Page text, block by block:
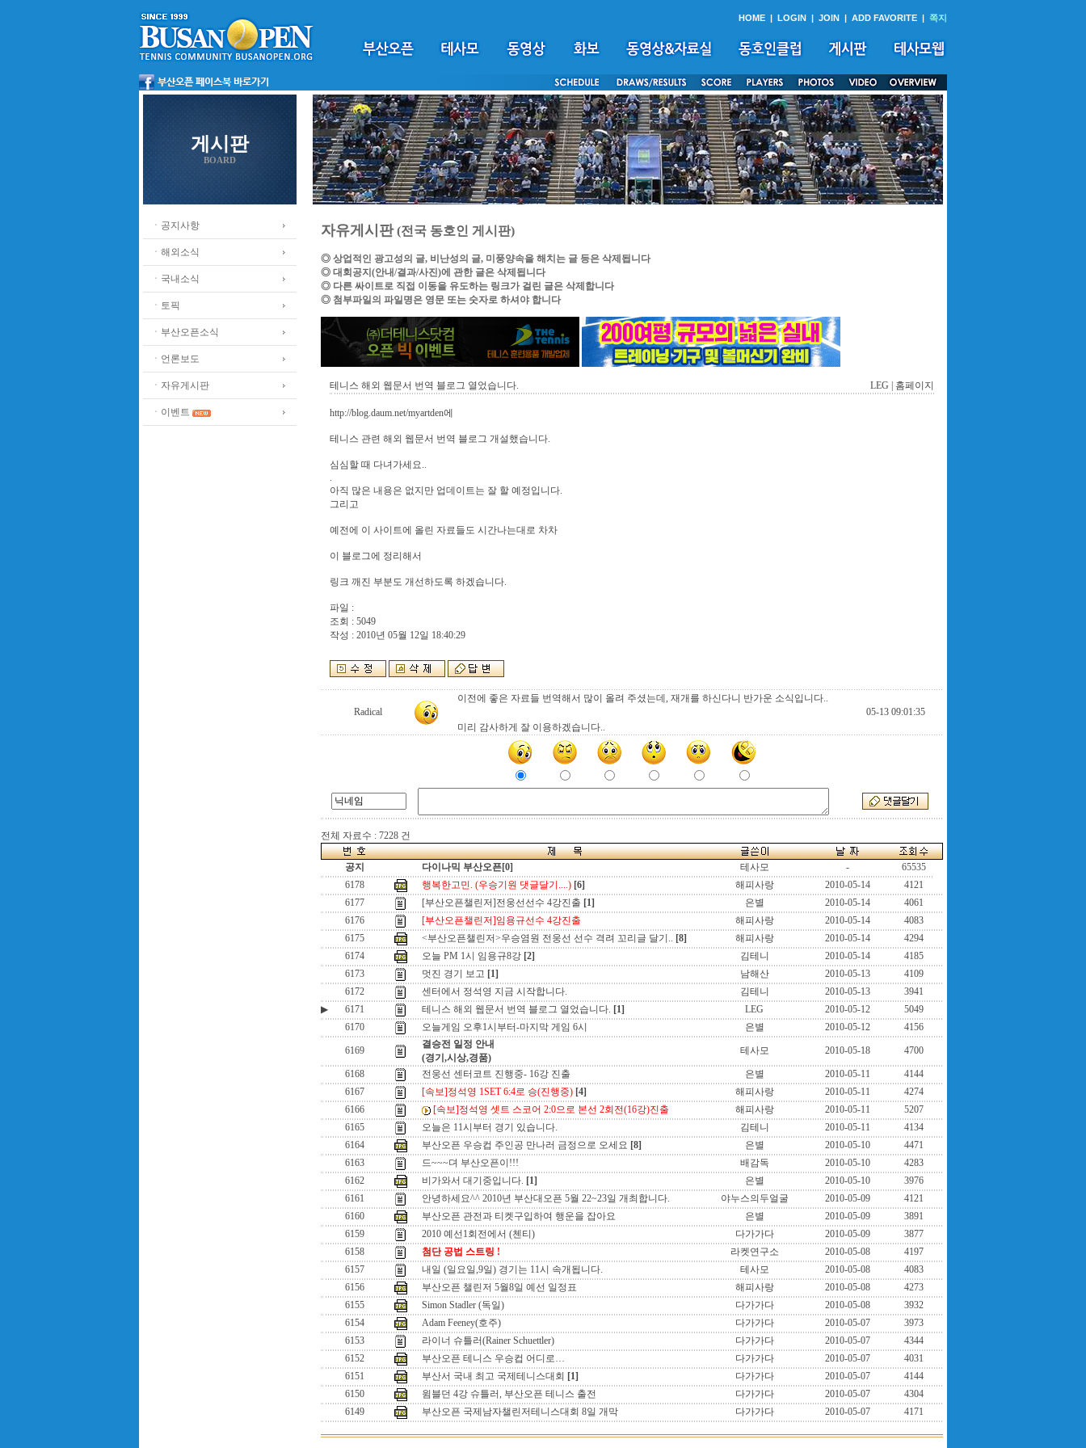
HOME | LOGIN | JOIN | ADD FAVORITE | 쪽지
게시판
BOARD
ㆍ공지사항
ㆍ해외소식
ㆍ국내소식
ㆍ토픽
ㆍ부산오픈소식
ㆍ언론보도
ㆍ자유게시판
ㆍ이벤트
자유게시판(전국 동호인 게시판)
◎ 상업적인 광고성의 글, 비난성의 글, 미풍양속을 해치는 글 등은 삭제됩니다
◎ 대회공지(안내/결과/사진)에 관한 글은 삭제됩니다
◎ 다른 싸이트로 직접 이동을 유도하는 링크가 걸린 글은 삭제합니다
◎ 첨부파일의 파일명은 영문 또는 숫자로 하셔야 합니다
테니스 해외 웹문서 번역 블로그 열었습니다. LEG | 홈페이지
http://blog.daum.net/myartden에
테니스 관련 해외 웹문서 번역 블로그 개설했습니다.
심심할 때 다녀가세요..
.
아직 많은 내용은 없지만 업데이트는 잘 할 예정입니다.
그리고
예전에 이 사이트에 올린 자료들도 시간나는대로 차차
이 블로그에 정리해서
링크 깨진 부분도 개선하도록 하겠습니다.
파일 :
조회 : 5049
작성 : 2010년 05월 12일 18:40:29
Radical
이전에 좋은 자료들 번역해서 많이 올려 주셨는데, 재개를 하신다니 반가운 소식입니다..
미리 감사하게 잘 이용하겠습니다..
05-13 09:01:35
전체 자료수 : 7228 건
공지 다이나믹 부산오픈[0] 테사모 -
65535
6178
행복한고민. (우승기원 댓글달기....) [6] 해피사랑 2010-05-14
4121
6177
[부산오픈챌린저]전웅선선수 4강진출 [1] 은별 2010-05-14
4061
6176
[부산오픈챌린저]임용규선수 4강진출 해피사랑 2010-05-14
4083
6175
<부산오픈챌린저>우승염원 전웅선 선수 격려 꼬리글 달기.. [8] 해피사랑 2010-05-14
4294
6174
오늘 PM 1시 임용규8강 [2] 김테니 2010-05-14
4185
6173
멋진 경기 보고 [1] 남해산 2010-05-13
4109
6172
센터에서 정석영 지금 시작합니다. 김테니 2010-05-13
3941
▶
6171 테니스 해외 웹문서 번역 블로그 열었습니다. [1] LEG 2010-05-12
5049
6170
오늘게임 오후1시부터-마지막 게임 6시 은별 2010-05-12 4156
6169
결승전 일정 안내
(경기,시상,경품)
테사모 2010-05-18 4700
6168 전웅선 센터코트 진행중- 16강 진출 은별 2010-05-11
4144
6167
[속보]정석영 1SET 6:4로 승(진행중) [4] 해피사랑 2010-05-11
4274
6166
[속보]정석영 셋트 스코어 2:0으로 본선 2회전(16강)진출 해피사랑 2010-05-11
5207
6165
오늘은 11시부터 경기 있습니다. 김테니 2010-05-11
4134
6164
부산오픈 우승컵 주인공 만나러 금정으로 오세요 [8] 은별 2010-05-10
4471
6163
드~~~뎌 부산오픈이!!! 배감독 2010-05-10
4283
6162
비가와서 대기중입니다. [1] 은별 2010-05-10
3976
6161
안녕하세요^^ 2010년 부산대오픈 5월 22~23일 개최합니다. 야누스의두얼굴 2010-05-09
4121
6160
부산오픈 관전과 티켓구입하여 행운을 잡아요 은별 2010-05-09
3891
6159
2010 예선1회전에서 (첸티) 다가가다 2010-05-09
3877
6158
첨단 공법 스트링 ! 라켓연구소 2010-05-08
4197
6157
내일 (일요일,9일) 경기는 11시 속개됩니다. 테사모 2010-05-08
4083
6156
부산오픈 챌린저 5월8일 예선 일정표 해피사랑 2010-05-08
4273
6155
Simon Stadler (독일) 다가가다 2010-05-08
3932
6154
Adam Feeney(호주) 다가가다 2010-05-07
3973
6153
라이너 슈틀러(Rainer Schuettler) 다가가다 2010-05-07
4344
6152
부산오픈 테니스 우승컵 어디로… 다가가다 2010-05-07
4031
6151
부산서 국내 최고 국제테니스대회 [1] 다가가다 2010-05-07
4144
6150
윔블던 4강 슈틀러, 부산오픈 테니스 출전 다가가다 2010-05-07
4304
6149
부산오픈 국제남자챌린저테니스대회 8일 개막 다가가다 2010-05-07 4171